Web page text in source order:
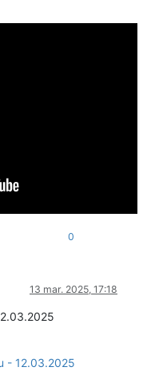
0
13 mar. 2025, 17:18
- 12.03.2025